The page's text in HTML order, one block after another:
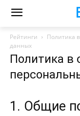
Рейтинги
Политика
данных
Политика в
1. Общие